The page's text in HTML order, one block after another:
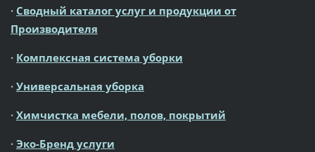
· Сводный каталог услуг и продукции от
Производителя
· Комплексная система уборки
· Универсальная уборка
· Химчистка мебели, полов, покрытий
· Эко-Бренд услуги